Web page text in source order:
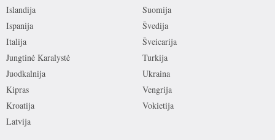
Islandija
Ispanija
Italija
Jungtinė Karalystė
Juodkalnija
Kipras
Kroatija
Latvija
Suomija
Švedija
Šveicarija
Turkija
Ukraina
Vengrija
Vokietija